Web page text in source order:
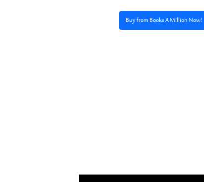
Buy from Books A Million Now!